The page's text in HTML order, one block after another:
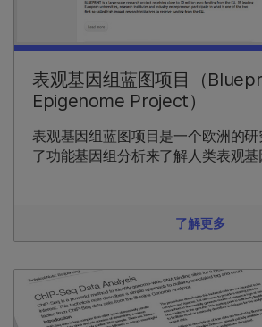
表观基因组蓝图项目（
Epigenome Project）
表观基因组蓝图项目是一个欧洲的
了功能基因组分析来了解人类表观基
了解更多